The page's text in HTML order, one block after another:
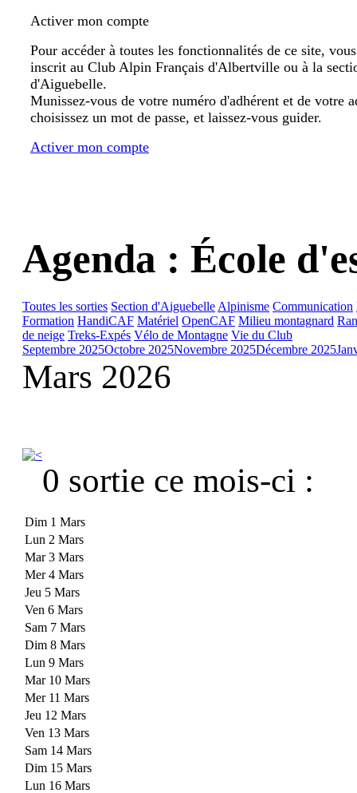
Activer mon compte
Pour accéder à toutes les fonctionnalités de ce site,
inscrit au Club Alpin Français d'Albertville ou à la
d'Aiguebelle.
Munissez-vous de votre numéro d'adhérent et de votre
choisissez un mot de passe, et laissez-vous guider.
Activer mon compte
Agenda : École
Toutes les sorties Section d'Aiguebelle Alpinisme Communication
Formation HandiCAF Matériel OpenCAF Milieu montagnard
de neige Treks-Expés Vélo de Montagne Vie du Club
Septembre 2025Octobre 2025Novembre 2025Décembre 2025
Mars 2026
0 sortie ce mois-ci :
Dim 1 Mars
Lun 2 Mars
Mar 3 Mars
Mer 4 Mars
Jeu 5 Mars
Ven 6 Mars
Sam 7 Mars
Dim 8 Mars
Lun 9 Mars
Mar 10 Mars
Mer 11 Mars
Jeu 12 Mars
Ven 13 Mars
Sam 14 Mars
Dim 15 Mars
Lun 16 Mars